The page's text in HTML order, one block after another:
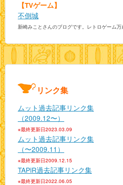
【TVゲーム】
不倒城
新崎みことさんのブログです。レトロゲーム万
リンク集
ムット過去記事リンク集
（2009.12〜）
※最終更新日2023.03.09
ムット過去記事リンク集
（〜2009.11）
※最終更新日2009.12.15
TAPiR過去記事リンク集
※最終更新日2022.06.05